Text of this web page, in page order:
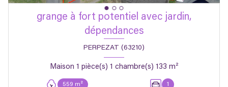
grange à fort potentiel avec jardin,
dépendances
PERPEZAT (63210)
Maison 1 pièce(s) 1 chambre(s) 133 m²
559 m² 1